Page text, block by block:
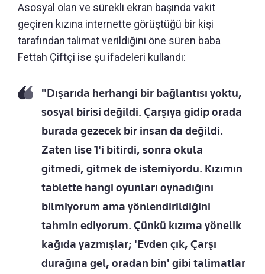
Asosyal olan ve sürekli ekran başında vakit
geçiren kızına internette görüştüğü bir kişi
tarafından talimat verildiğini öne süren baba
Fettah Çiftçi ise şu ifadeleri kullandı:
"Dışarıda herhangi bir bağlantısı yoktu,
sosyal birisi değildi. Çarşıya gidip orada
burada gezecek bir insan da değildi.
Zaten lise 1'i bitirdi, sonra okula
gitmedi, gitmek de istemiyordu. Kızımın
tablette hangi oyunları oynadığını
bilmiyorum ama yönlendirildiğini
tahmin ediyorum. Çünkü kızıma yönelik
kağıda yazmışlar; 'Evden çık, Çarşı
durağına gel, oradan bin' gibi talimatlar